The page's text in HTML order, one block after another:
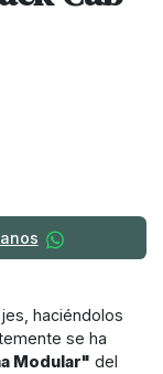
haciéndolos
se ha
Modular" del